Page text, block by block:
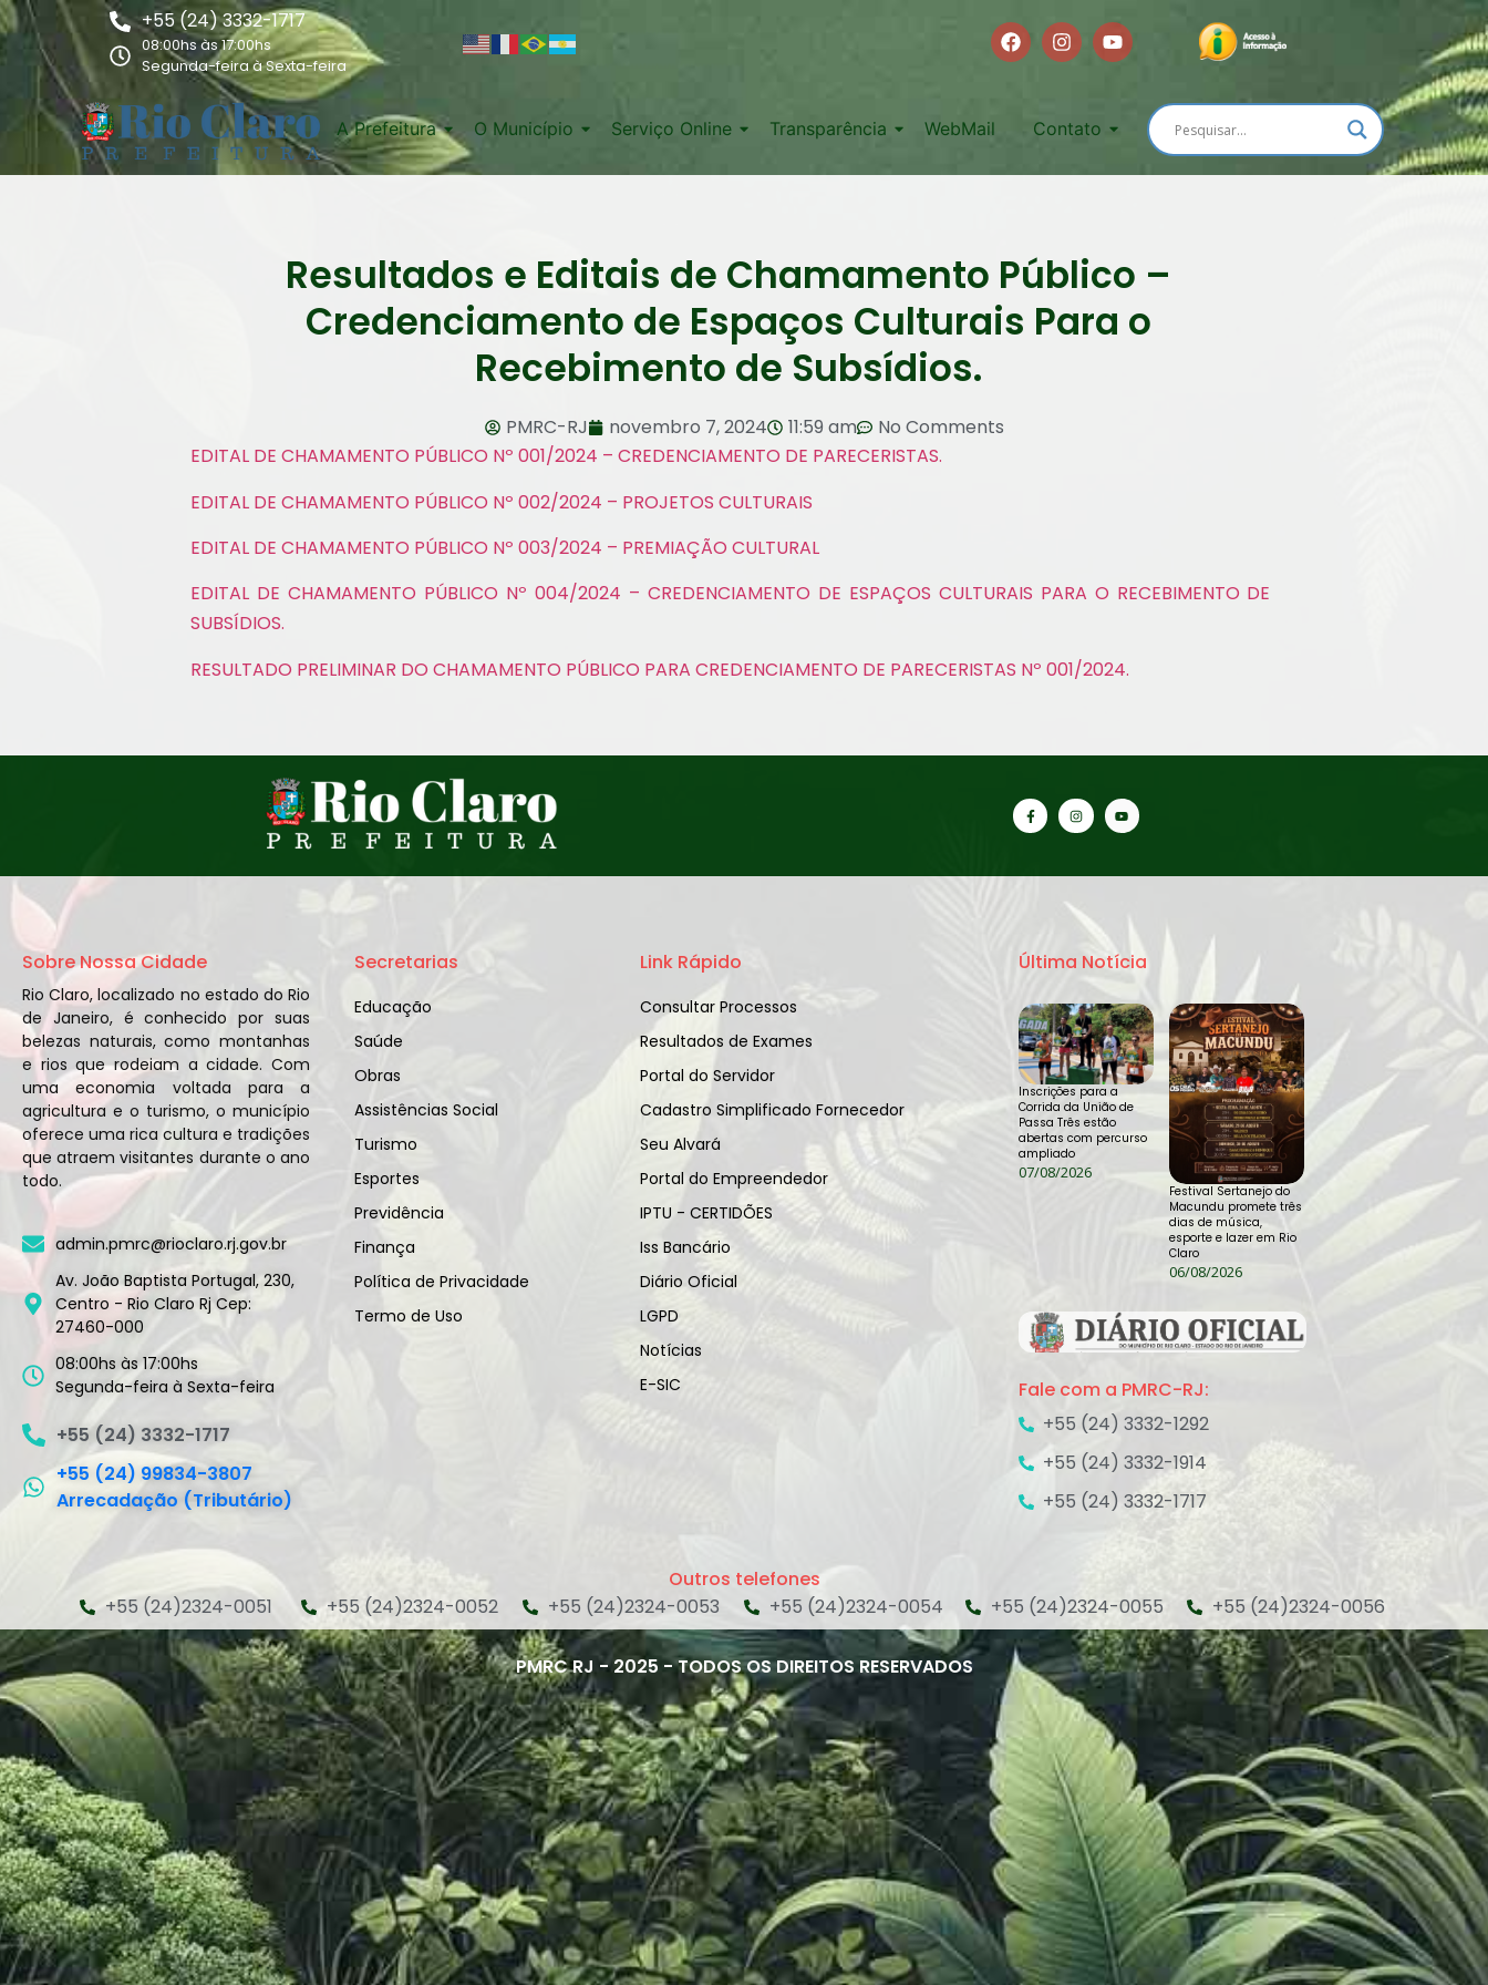
+55 (24) 3332-1717
08:00hs às 17:00hs
Segunda-feira à Sexta-feira
A Prefeitura O Município Serviço Online Transparência WebMail Contato
Resultados e Editais de Chamamento Público –
Credenciamento de Espaços Culturais Para o
Recebimento de Subsídios.
PMRC-RJ novembro 7, 2024 11:59 am
No Comments
EDITAL DE CHAMAMENTO PÚBLICO Nº 001/2024 – CREDENCIAMENTO DE PARECERISTAS.
EDITAL DE CHAMAMENTO PÚBLICO Nº 002/2024 – PROJETOS CULTURAIS
EDITAL DE CHAMAMENTO PÚBLICO Nº 003/2024 – PREMIAÇÃO CULTURAL
EDITAL DE CHAMAMENTO PÚBLICO Nº 004/2024 – CREDENCIAMENTO DE ESPAÇOS CULTURAIS PARA O RECEBIMENTO DE
SUBSÍDIOS.
RESULTADO PRELIMINAR DO CHAMAMENTO PÚBLICO PARA CREDENCIAMENTO DE PARECERISTAS Nº 001/2024.
Sobre Nossa Cidade
Rio Claro, localizado no estado do Rio
de Janeiro, é conhecido por suas
belezas naturais, como montanhas
e rios que rodeiam a cidade. Com
uma economia voltada para a
agricultura e o turismo, o município
oferece uma rica cultura e tradições
que atraem visitantes durante o ano
todo.
admin.pmrc@rioclaro.rj.gov.br
Av. João Baptista Portugal, 230,
Centro - Rio Claro Rj Cep:
27460-000
08:00hs às 17:00hs
Segunda-feira à Sexta-feira
+55 (24) 3332-1717
+55 (24) 99834-3807
Arrecadação (Tributário)
Secretarias
Educação
Saúde
Obras
Assistências Social
Turismo
Esportes
Previdência
Finança
Política de Privacidade
Termo de Uso
Link Rápido
Consultar Processos
Resultados de Exames
Portal do Servidor
Cadastro Simplificado Fornecedor
Seu Alvará
Portal do Empreendedor
IPTU - CERTIDÕES
Iss Bancário
Diário Oficial
LGPD
Notícias
E-SIC
Última Notícia
Inscrições para a
Corrida da União de
Passa Três estão
abertas com percurso
ampliado
07/08/2026
Festival Sertanejo do
Macundu promete três
dias de música,
esporte e lazer em Rio
Claro
06/08/2026
Fale com a PMRC-RJ:
+55 (24) 3332-1292
+55 (24) 3332-1914
+55 (24) 3332-1717
Outros telefones
+55 (24)2324-0051
+55 (24)2324-0052 +55 (24)2324-0053 +55 (24)2324-0054 +55 (24)2324-0055 +55 (24)2324-0056
PMRC RJ - 2025 - TODOS OS DIREITOS RESERVADOS